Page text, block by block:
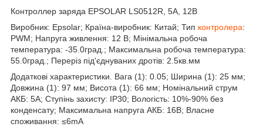
Контроллер заряда EPSOLAR LS0512R, 5A, 12В
Виробник: Epsolar; Країна-виробник: Китай; Тип контролера:
PWM; Напруга живлення: 12 В; Мінімальна робоча
температура: -35.0град.; Максимальна робоча температура:
55.0град.; Переріз під'єднуваних дротів: 2.5кв.мм
Додаткові характеристики. Вага (1): 0.05; Ширина (1): 25 мм;
Довжина (1): 97 мм; Висота (1): 66 мм; Номінальний струм
АКБ: 5A; Ступінь захисту: IP30; Вологість: 10%-90% без
конденсату; Максимальна напруга АКБ: 16В; Власне
споживання: ≤6mA